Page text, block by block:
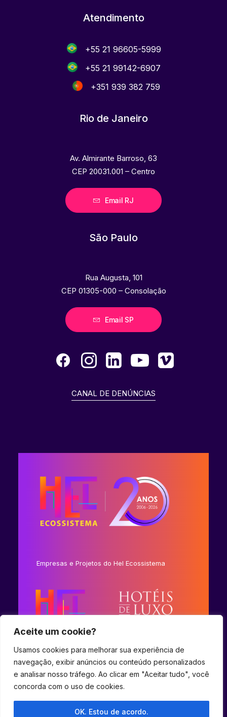
Aceite um cookie?
Usamos cookies para melhorar sua experiência de
navegação, exibir anúncios ou conteúdo personalizados
e analisar nosso tráfego. Ao clicar em "Aceitar tudo", você
concorda com o uso de cookies.
OK. Estou de acordo.
Atendimento
+55 21 96605-5999
+55 21 99142-6907
+351 939 382 759
Rio de Janeiro
Av. Almirante Barroso, 63
CEP 20031.001 – Centro
Email RJ
São Paulo
Rua Augusta, 101
CEP 01305-000 – Consolação
Email SP
CANAL DE DENÚNCIAS
Empresas e Projetos do Hel Ecossistema
© 2023 Hel Ecossistema.